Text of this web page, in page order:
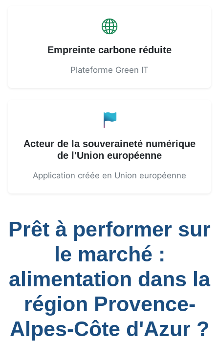
Empreinte carbone réduite
Plateforme Green IT
Acteur de la souveraineté numérique
de l'Union européenne
Application créée en Union européenne
Prêt à performer sur
le marché :
alimentation dans la
région Provence-
Alpes-Côte d'Azur ?